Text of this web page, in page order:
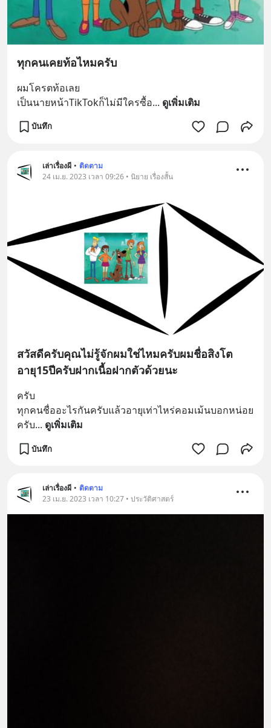
ทุกคนเคยท้อไหมครับ
ผมโครตท้อเลย
เป็นนายหน้าTikTokก็ไม่มีใครซื้อ... ดูเพิ่มเติม
บันทึก
เล่าเรื่องผี • ติดตาม
24 เม.ย. 2023 เวลา 09:26 • นิยาย เรื่องสั้น
สวัสดีครับคุณไม่รู้จักผมใช่ไหมครับผมชื่อสิงโต
อายุ15ปีครับฝากเนื้อฝากตัวด้วยนะ
ครับ
ทุกคนชื่ออะไรกันครับแล้วอายุเท่าไหร่คอมเม้นบอกหน่อย
ครับ... ดูเพิ่มเติม
บันทึก
เล่าเรื่องผี • ติดตาม
23 เม.ย. 2023 เวลา 10:27 • ประวัติศาสตร์